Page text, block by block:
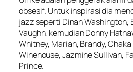
obsesif. Untuk inspirasi dia
jazz seperti Dinah Washington,
Vaughn, kemudian Donny
Whitney, Mariah, Brandy, Chaka
Winehouse, Jazmine Sullivan,
Prince.